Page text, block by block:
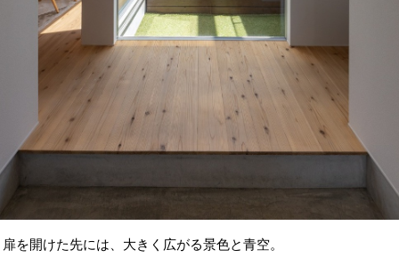
扉を開けた先には、大きく広がる景色と青空。